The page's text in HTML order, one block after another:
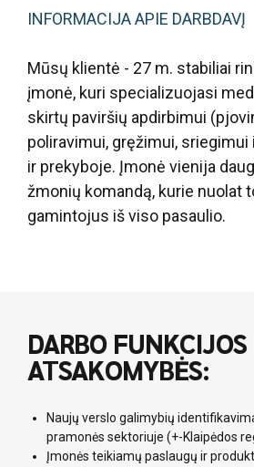
INFORMACIJA APIE DARBDAVĮ
Mūsų klientė - 27 m. stabiliai
įmonė, kuri specializuojasi
skirtų paviršių apdirbimui
poliravimui, gręžimui, sriegimui
ir prekyboje. Įmonė vienija
žmonių komandą, kurie nuolat
gamintojus iš viso pasaulio.
DARBO FUNKCIJOS
ATSAKOMYBĖS:
Naujų verslo galimybių
pramonės sektoriuje (+-Klaipėdos
Įmonės teikiamų paslaugų ir